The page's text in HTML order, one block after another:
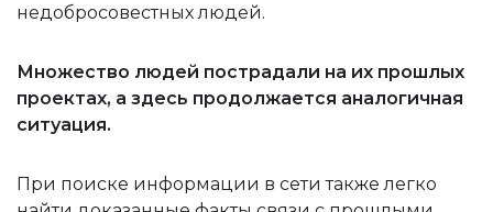
недобросовестных людей.
Множество людей пострадали на их прошлых
проектах, а здесь продолжается аналогичная
ситуация.
При поиске информации в сети также легко